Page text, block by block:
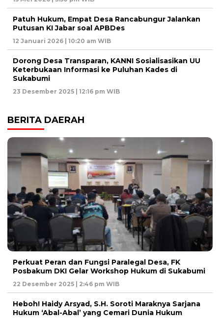
Patuh Hukum, Empat Desa Rancabungur Jalankan
Putusan KI Jabar soal APBDes
12 Januari 2026 | 10:20 am WIB
Dorong Desa Transparan, KANNI Sosialisasikan UU
Keterbukaan Informasi ke Puluhan Kades di
Sukabumi
23 Desember 2025 | 12:16 pm WIB
BERITA DAERAH
Perkuat Peran dan Fungsi Paralegal Desa, FK
Posbakum DKI Gelar Workshop Hukum di Sukabumi
22 Desember 2025 | 2:46 pm WIB
Heboh! Haidy Arsyad, S.H. Soroti Maraknya Sarjana
Hukum ‘Abal-Abal’ yang Cemari Dunia Hukum